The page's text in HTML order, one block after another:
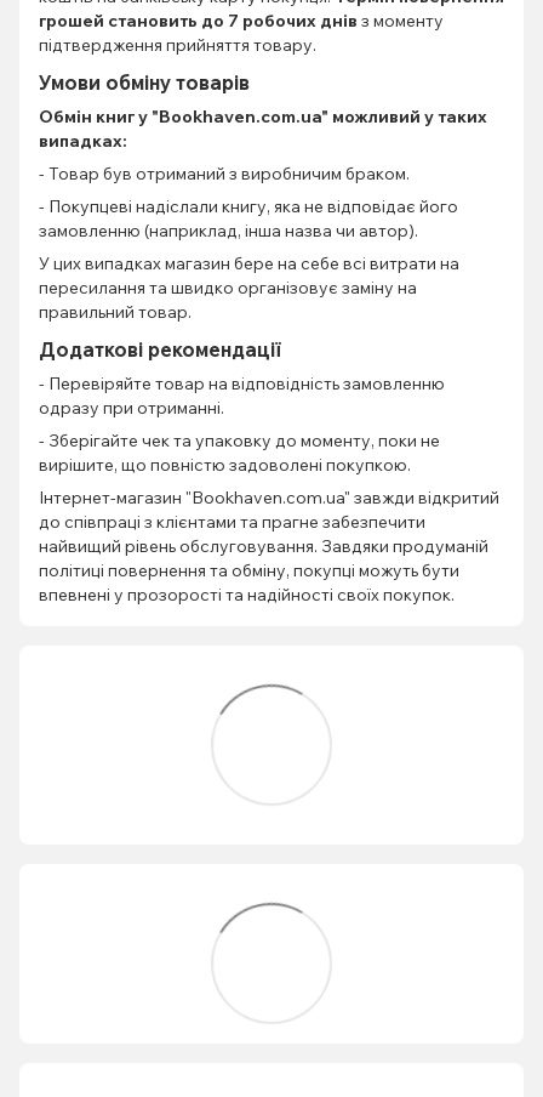
грошей становить до 7 робочих днів з моменту
підтвердження прийняття товару.
Умови обміну товарів
Обмін книгу "Bookhaven.com.ua" можливий у таких
випадках:
- Товар був отриманий з виробничим браком.
- Покупцеві надіслали книгу, яка не відповідає його
замовленню (наприклад, інша назва чи автор).
У цих випадках магазин бере на себе всі витрати на
пересилання та швидко організовує заміну на
правильний товар.
Додаткові рекомендації
- Перевіряйте товар на відповідність замовленню
одразу при отриманні.
- Зберігайте чек та упаковку до моменту, поки не
вирішите, що повністю задоволені покупкою.
Інтернет-магазин "Bookhaven.com.ua" завжди відкритий
до співпраці з клієнтами та прагне забезпечити
найвищий рівень обслуговування. Завдяки продуманій
політиці повернення та обміну, покупці можуть бути
впевнені у прозорості та надійності своїх покупок.